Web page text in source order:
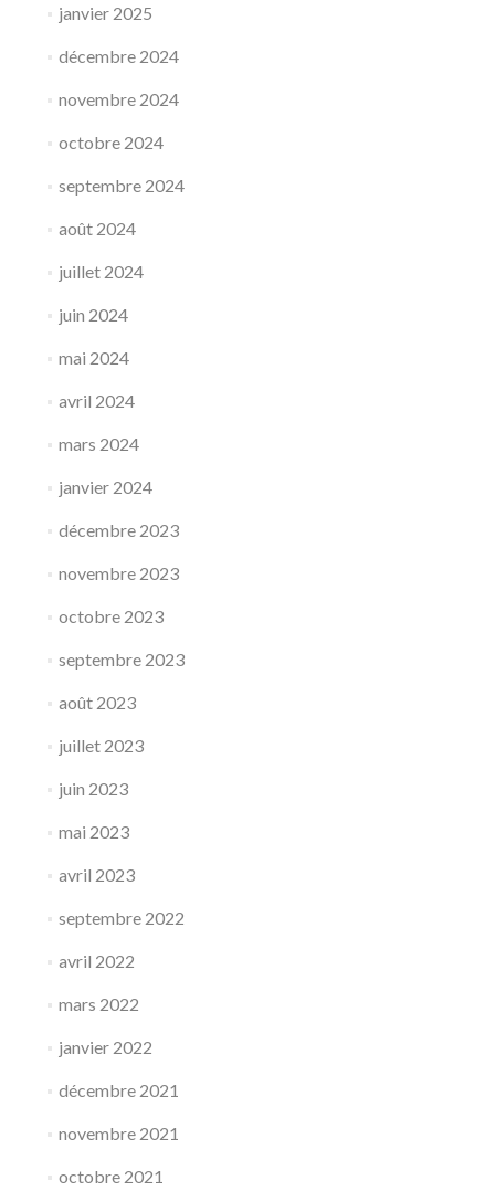
janvier 2025
décembre 2024
novembre 2024
octobre 2024
septembre 2024
août 2024
juillet 2024
juin 2024
mai 2024
avril 2024
mars 2024
janvier 2024
décembre 2023
novembre 2023
octobre 2023
septembre 2023
août 2023
juillet 2023
juin 2023
mai 2023
avril 2023
septembre 2022
avril 2022
mars 2022
janvier 2022
décembre 2021
novembre 2021
octobre 2021